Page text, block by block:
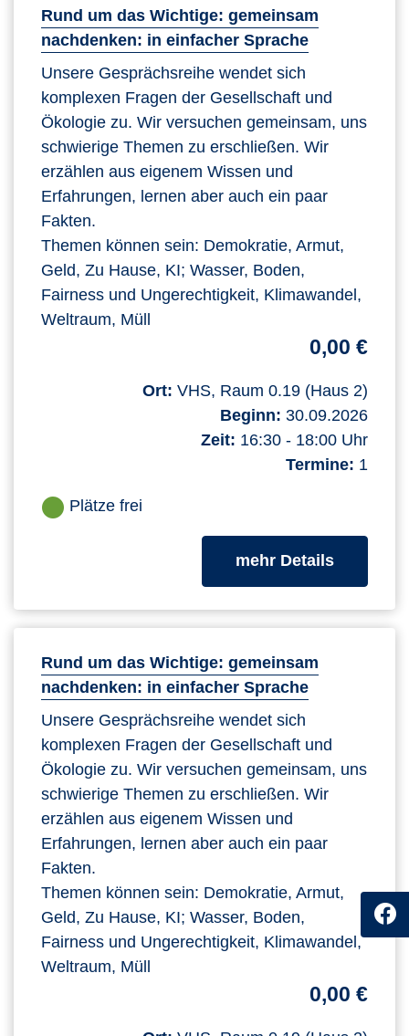
Rund um das Wichtige: gemeinsam
nachdenken: in einfacher Sprache
Unsere Gesprächsreihe wendet sich
komplexen Fragen der Gesellschaft und
Ökologie zu. Wir versuchen gemeinsam, uns
schwierige Themen zu erschließen. Wir
erzählen aus eigenem Wissen und
Erfahrungen, lernen aber auch ein paar
Fakten.
Themen können sein: Demokratie, Armut,
Geld, Zu Hause, KI; Wasser, Boden,
Fairness und Ungerechtigkeit, Klimawandel,
Weltraum, Müll
0,00 €
Ort: VHS, Raum 0.19 (Haus 2)
Beginn: 30.09.2026
Zeit: 16:30 - 18:00 Uhr
Termine: 1
Plätze frei
mehr Detailszum
Rund um das Wichtige: gemeinsam
nachdenken: in einfacher Sprache
Unsere Gesprächsreihe wendet sich
komplexen Fragen der Gesellschaft und
Ökologie zu. Wir versuchen gemeinsam, uns
schwierige Themen zu erschließen. Wir
erzählen aus eigenem Wissen und
Erfahrungen, lernen aber auch ein paar
Fakten.
Themen können sein: Demokratie, Armut,
Geld, Zu Hause, KI; Wasser, Boden,
Fairness und Ungerechtigkeit, Klimawandel,
Weltraum, Müll
0,00 €